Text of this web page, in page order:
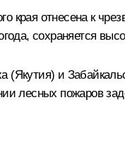
края отнесена к
сохраняется
и
лесных пожаров